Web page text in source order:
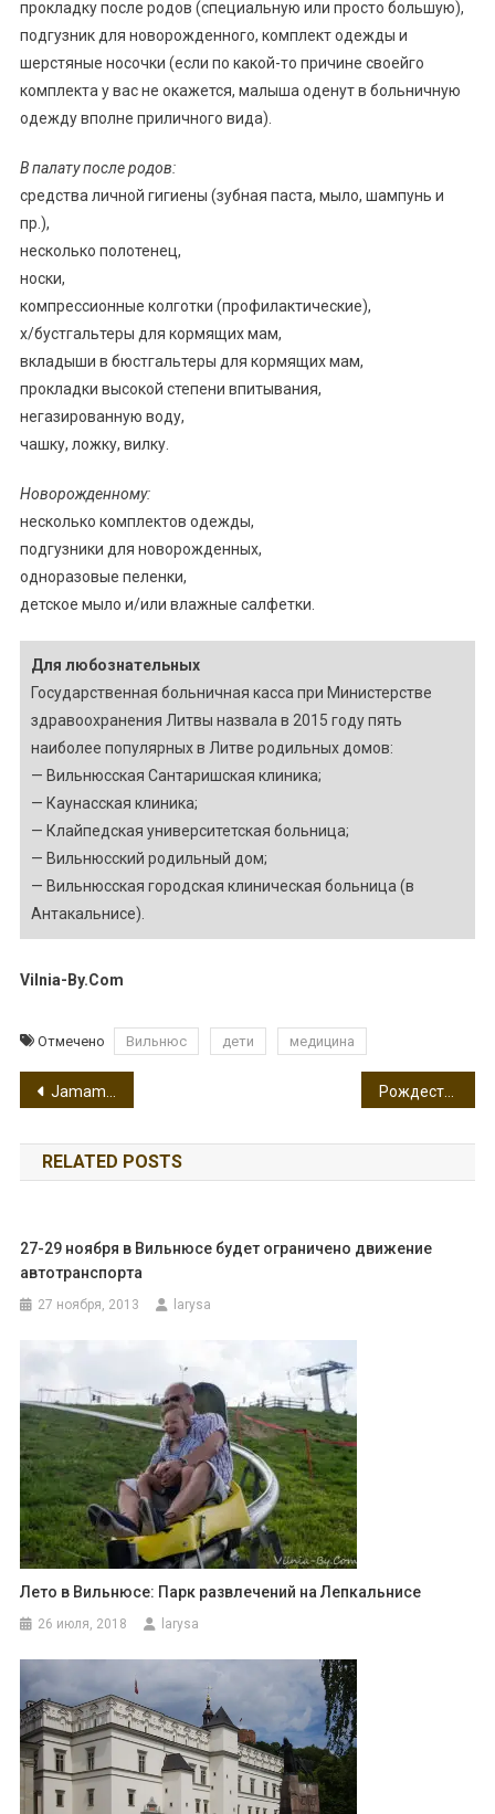
прокладку после родов (специальную или просто большую),
подгузник для новорожденного, комплект одежды и
шерстяные носочки (если по какой-то причине своейго
комплекта у вас не окажется, малыша оденут в больничную
одежду вполне приличного вида).
В палату после родов:
средства личной гигиены (зубная паста, мыло, шампунь и
пр.),
несколько полотенец,
носки,
компрессионные колготки (профилактические),
х/бустгальтеры для кормящих мам,
вкладыши в бюстгальтеры для кормящих мам,
прокладки высокой степени впитывания,
негазированную воду,
чашку, ложку, вилку.
Новорожденному:
несколько комплектов одежды,
подгузники для новорожденных,
одноразовые пеленки,
детское мыло и/или влажные салфетки.
Для любознательных
Государственная больничная касса при Министерстве
здравоохранения Литвы назвала в 2015 году пять
наиболее популярных в Литве родильных домов:
— Вильнюсская Сантаришская клиника;
— Каунасская клиника;
— Клайпедская университетская больница;
— Вильнюсский родильный дом;
— Вильнюсская городская клиническая больница (в
Антакальнисе).
Vilnia-By.Com
Отмечено Вильнюс дети медицина
Навигация
по
записям
Jamam в «Акрополисе» пройдет 28 ноября Рождество и Новый год-2016 в Вильнюсе. Программа мероприятий
RELATED POSTS
27-29 ноября в Вильнюсе будет ограничено движение
автотранспорта
27 ноября, 2013 larysa
Лето в Вильнюсе: Парк развлечений на Лепкальнисе
26 июля, 2018 larysa